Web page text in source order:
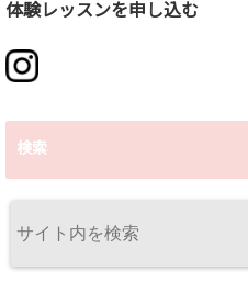
体験レッスンを申し込む
検索